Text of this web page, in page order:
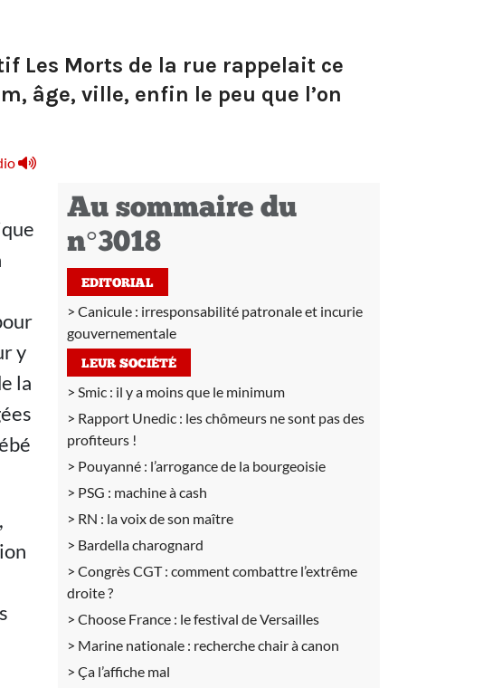
Les Morts de la rue rappelait ce
âge, ville, enfin le peu que l’on
y
la
Au sommaire du
n°3018
EDITORIAL
Canicule : irresponsabilité patronale et incurie
gouvernementale
LEUR SOCIÉTÉ
Smic : il y a moins que le minimum
Rapport Unedic : les chômeurs ne sont pas des
profiteurs !
Pouyanné : l’arrogance de la bourgeoisie
PSG : machine à cash
RN : la voix de son maître
Bardella charognard
Congrès CGT : comment combattre l’extrême
droite ?
Choose France : le festival de Versailles
Marine nationale : recherche chair à canon
Ça l’affiche mal